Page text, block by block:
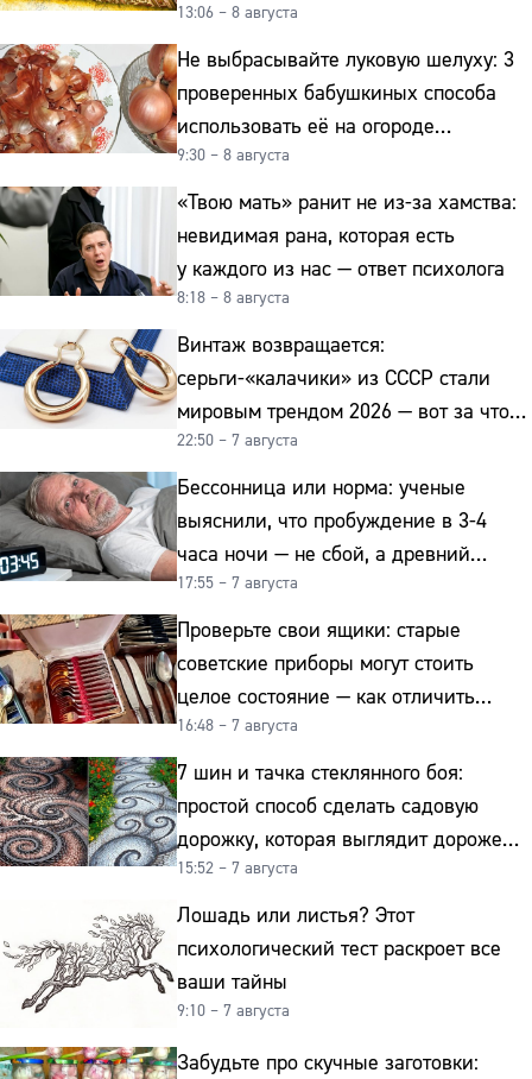
интерьер
13:06 – 8 августа
Не выбрасывайте луковую шелуху: 3
проверенных бабушкиных способа
использовать её на огороде
и для здоровья этой зимой
9:30 – 8 августа
«Твою мать» ранит не из-за хамства:
невидимая рана, которая есть
у каждого из нас — ответ психолога
8:18 – 8 августа
Винтаж возвращается:
серьги-«калачики» из СССР стали
мировым трендом 2026 — вот за что
их ценят ювелиры
22:50 – 7 августа
Бессонница или норма: ученые
выяснили, что пробуждение в 3-4
часа ночи — не сбой, а древний
биологический ритм
17:55 – 7 августа
Проверьте свои ящики: старые
советские приборы могут стоить
целое состояние — как отличить
подделку от мельхиора
16:48 – 7 августа
7 шин и тачка стеклянного боя:
простой способ сделать садовую
дорожку, которая выглядит дороже
гранита
15:52 – 7 августа
Лошадь или листья? Этот
психологический тест раскроет все
ваши тайны
9:10 – 7 августа
Забудьте про скучные заготовки: